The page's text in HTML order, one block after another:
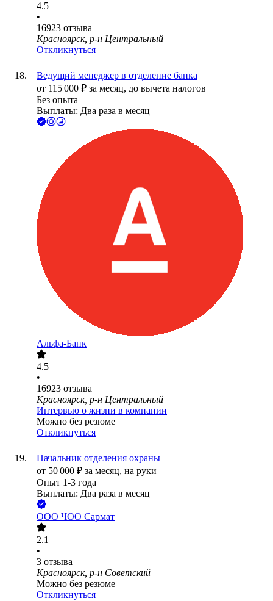
4.5
•
16923 отзыва
Красноярск, р-н Центральный
Откликнуться
Ведущий менеджер в отделение банка
от 115 000 ₽ за месяц, до вычета налогов
Без опыта
Выплаты: Два раза в месяц
Альфа-Банк
4.5
•
16923 отзыва
Красноярск, р-н Центральный
Интервью о жизни в компании
Можно без резюме
Откликнуться
Начальник отделения охраны
от 50 000 ₽ за месяц, на руки
Опыт 1-3 года
Выплаты: Два раза в месяц
ООО ЧОО Сармат
2.1
•
3 отзыва
Красноярск, р-н Советский
Можно без резюме
Откликнуться